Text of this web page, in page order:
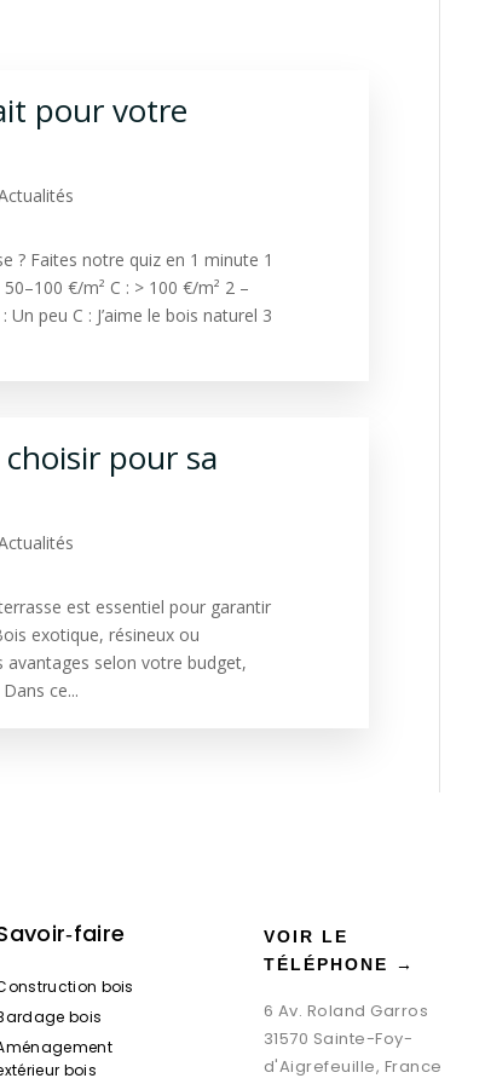
pour votre
? Faites notre quiz en 1 minute 1️
€/m² C : > 100 €/m² 2️ –
peu C : J’aime le bois naturel 3️
pour sa
est essentiel pour garantir
exotique, résineux ou
selon votre budget,
ce...
bois
bois
bois
VOIR LE
TÉLÉPHONE →
6 Av. Roland Garros
31570 Sainte-Foy-
d'Aigrefeuille, France